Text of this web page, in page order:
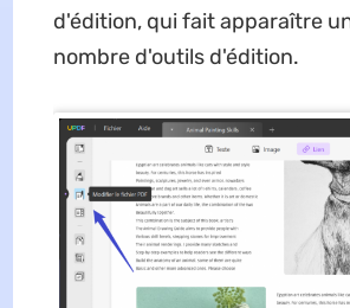
d'édition, qui fait apparaître
nombre d'outils d'édition.